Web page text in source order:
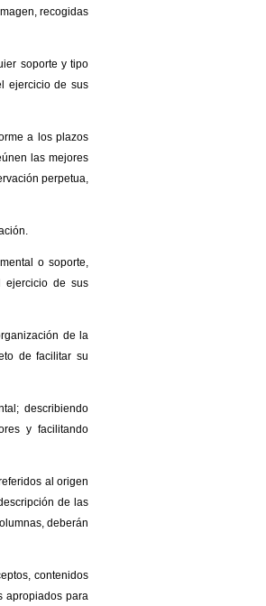
recogidas
soporte y tipo
ejercicio de sus
a los plazos
las mejores
perpetua,
o soporte,
ejercicio de sus
de la
de facilitar su
describiendo
y facilitando
al origen
de las
deberán
contenidos
apropiados para